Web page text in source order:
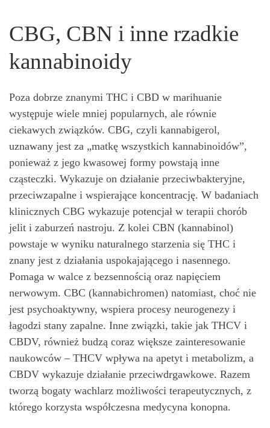
CBG, CBN i inne rzadkie
kannabinoidy
Poza dobrze znanymi THC i CBD w marihuanie
występuje wiele mniej popularnych, ale równie
ciekawych związków. CBG, czyli kannabigerol,
uznawany jest za „matkę wszystkich kannabinoidów”,
ponieważ z jego kwasowej formy powstają inne
cząsteczki. Wykazuje on działanie przeciwbakteryjne,
przeciwzapalne i wspierające koncentrację. W badaniach
klinicznych CBG wykazuje potencjał w terapii chorób
jelit i zaburzeń nastroju. Z kolei CBN (kannabinol)
powstaje w wyniku naturalnego starzenia się THC i
znany jest z działania uspokajającego i nasennego.
Pomaga w walce z bezsennością oraz napięciem
nerwowym. CBC (kannabichromen) natomiast, choć nie
jest psychoaktywny, wspiera procesy neurogenezy i
łagodzi stany zapalne. Inne związki, takie jak THCV i
CBDV, również budzą coraz większe zainteresowanie
naukowców – THCV wpływa na apetyt i metabolizm, a
CBDV wykazuje działanie przeciwdrgawkowe. Razem
tworzą bogaty wachlarz możliwości terapeutycznych, z
którego korzysta współczesna medycyna konopna.